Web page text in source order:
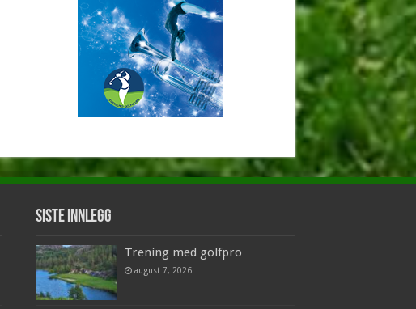
Siste innlegg
Trening med golfpro
august 7, 2026